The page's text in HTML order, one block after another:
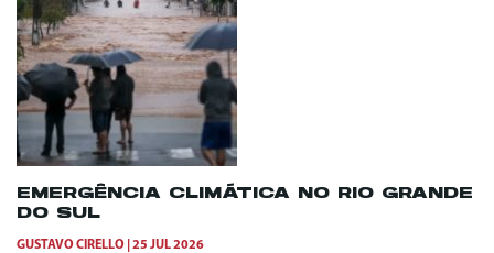
EMERGÊNCIA CLIMÁTICA NO RIO GRANDE
DO SUL
GUSTAVO CIRELLO 25 JUL 2026